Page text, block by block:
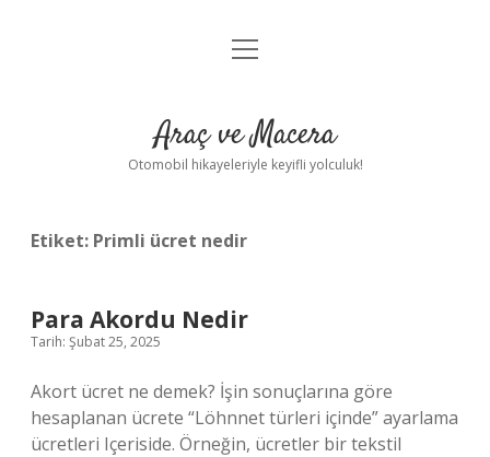
Anasayfa
Yasal Uyarı
menüyü
Araç ve Macera
Otomobil hikayeleriyle keyifli yolculuk!
Etiket: Primli ücret nedir
Para Akordu Nedir
Tarih: Şubat 25, 2025
Akort ücret ne demek? İşin sonuçlarına göre
hesaplanan ücrete “Löhnnet türleri içinde” ayarlama
ücretleri Içeriside. Örneğin, ücretler bir tekstil